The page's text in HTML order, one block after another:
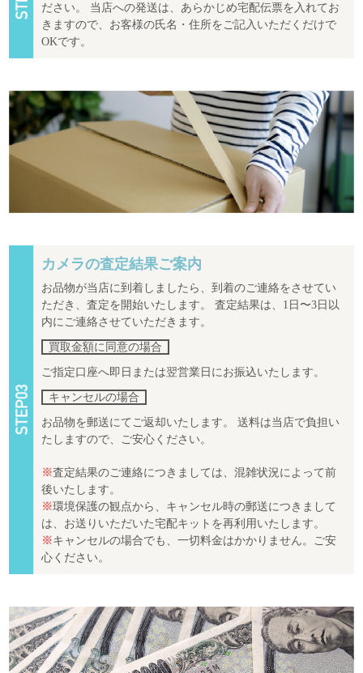
ださい。 当店への発送は、あらかじめ宅配伝票を入れてお
きますので、お客様の氏名・住所をご記入いただくだけで
OKです。
カメラの査定結果ご案内
お品物が当店に到着しましたら、到着のご連絡をさせてい
ただき、査定を開始いたします。 査定結果は、1日〜3日以
内にご連絡させていただきます。
買取金額に同意の場合
ご指定口座へ即日または翌営業日にお振込いたします。
キャンセルの場合
お品物を郵送にてご返却いたします。 送料は当店で負担い
たしますので、ご安心ください。
※査定結果のご連絡につきましては、混雑状況によって前
後いたします。
※環境保護の観点から、キャンセル時の郵送につきまして
は、お送りいただいた宅配キットを再利用いたします。
※キャンセルの場合でも、一切料金はかかりません。ご安
心ください。